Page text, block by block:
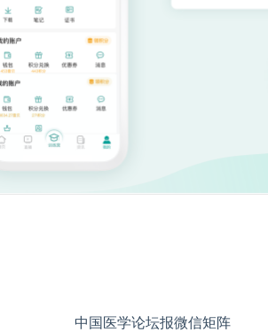
中国医学论坛报微信矩阵